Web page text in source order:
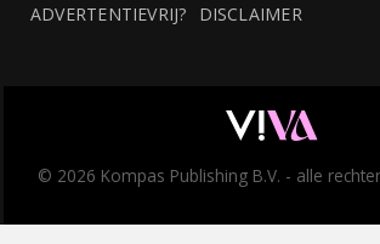
ADVERTENTIEVRIJ? DISCLAIMER
© 2026 Kompas Publishing B.V. - alle